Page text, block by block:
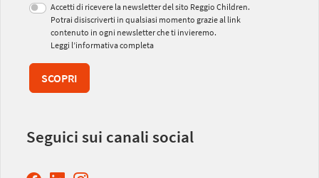
Accetti di ricevere la newsletter del sito Reggio Children.
Potrai disiscriverti in qualsiasi momento grazie al link
contenuto in ogni newsletter che ti invieremo.
Leggi l’informativa completa
SCOPRI
Seguici sui canali social